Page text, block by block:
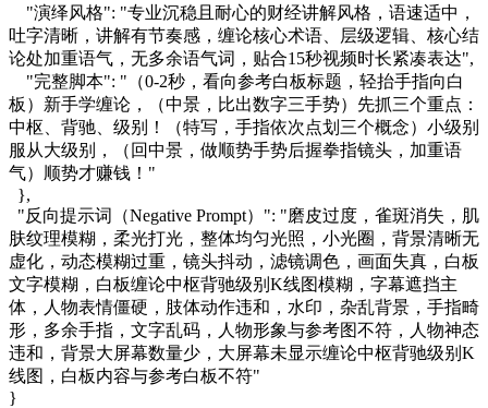
"演绎风格": "专业沉稳且耐心的财经讲解风格，语速适中，
吐字清晰，讲解有节奏感，缠论核心术语、层级逻辑、核心结
论处加重语气，无多余语气词，贴合15秒视频时长紧凑表达",
"完整脚本": "（0-2秒，看向参考白板标题，轻抬手指向白
板）新手学缠论，（中景，比出数字三手势）先抓三个重点：
中枢、背驰、级别！（特写，手指依次点划三个概念）小级别
服从大级别，（回中景，做顺势手势后握拳指镜头，加重语
气）顺势才赚钱！"
},
"反向提示词（Negative Prompt）": "磨皮过度，雀斑消失，肌
肤纹理模糊，柔光打光，整体均匀光照，小光圈，背景清晰无
虚化，动态模糊过重，镜头抖动，滤镜调色，画面失真，白板
文字模糊，白板缠论中枢背驰级别K线图模糊，字幕遮挡主
体，人物表情僵硬，肢体动作违和，水印，杂乱背景，手指畸
形，多余手指，文字乱码，人物形象与参考图不符，人物神态
违和，背景大屏幕数量少，大屏幕未显示缠论中枢背驰级别K
线图，白板内容与参考白板不符"
}